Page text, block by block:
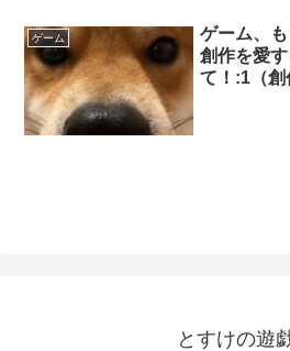
ゲーム
ゲーム、
創作を愛
て！:1（創
とすけの遊